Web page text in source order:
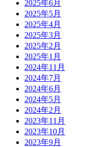
2025年6月
2025年5月
2025年4月
2025年3月
2025年2月
2025年1月
2024年11月
2024年7月
2024年6月
2024年5月
2024年2月
2023年11月
2023年10月
2023年9月